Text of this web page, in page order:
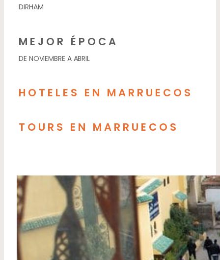
DIRHAM
MEJOR ÉPOCA
DE NOVIEMBRE A ABRIL
HOTELES EN MARRUECOS
TOURS EN MARRUECOS